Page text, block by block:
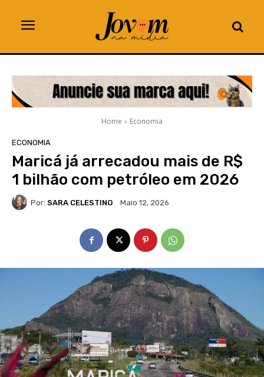
Home Economia
ECONOMIA
Maricá já arrecadou mais de R$
1 bilhão com petróleo em 2026
Por: SARA CELESTINO Maio 12, 2026